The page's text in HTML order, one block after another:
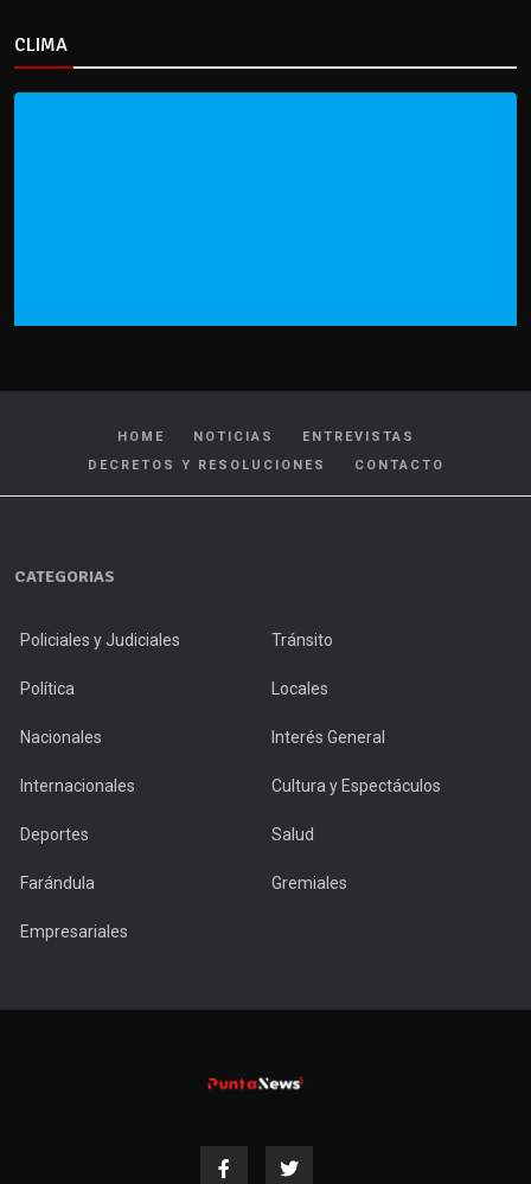
CLIMA
HOME NOTICIAS
ENTREVISTAS
DECRETOS Y RESOLUCIONES
CONTACTO
CATEGORIAS
Policiales y Judiciales Tránsito
Política Locales
Nacionales Interés General
Internacionales Cultura y Espectáculos
Deportes Salud
Farándula Gremiales
Empresariales